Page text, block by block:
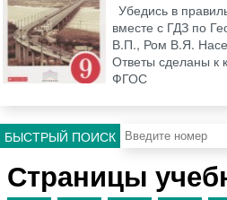
Убедись в
вместе с ГДЗ по
В.П., Ром В.Я.
Ответы сделаны к
ФГОС
БЫСТРЫЙ ПОИСК
Страницы